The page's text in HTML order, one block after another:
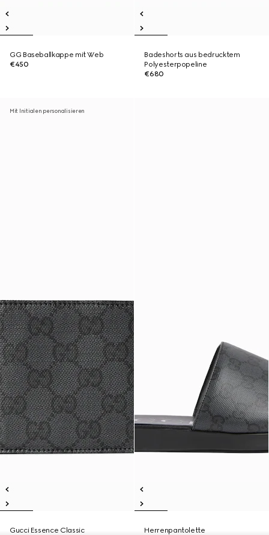
GG Baseballkappe mit Web
€450
Badeshorts aus bedrucktem
Polyesterpopeline
€680
Mit Initialen personalisieren
Gucci Essence Classic
Herrenpantolette